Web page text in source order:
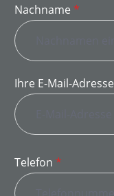
Nachname *
Ihre E-Mail-Adresse
Telefon *